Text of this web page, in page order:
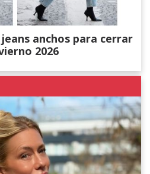
anchos para cerrar
2026